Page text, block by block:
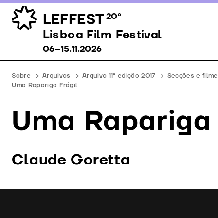
LEFFEST20º
Lisboa Film Festival 06–15.11.2026
Lisboa Film Festival
06–15.11.2026
Sobre Arquivos Arquivo 11ª edição 2017
Secções e
Uma Rapariga Frágil
Uma
Claude Goretta